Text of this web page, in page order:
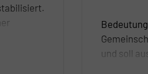
und soll